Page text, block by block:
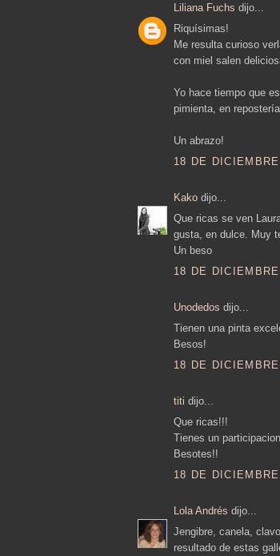
Liliana Fuchs dijo...
Riquísimas!
Me resulta curioso
con miel salen
Yo hace tiempo que
pimienta, en
Un abrazo!
18 DE
Kako dijo...
Que ricas se ven
gusta, en dulce. Muy
Un beso
18 DE
Unodedos dijo...
Tienen una pinta
Besos!
18 DE
titi dijo...
Que ricas!!!
Tienes un
Besotes!!
18 DE
Lola Andrés dijo...
Jengibre, canela,
resultado de estas